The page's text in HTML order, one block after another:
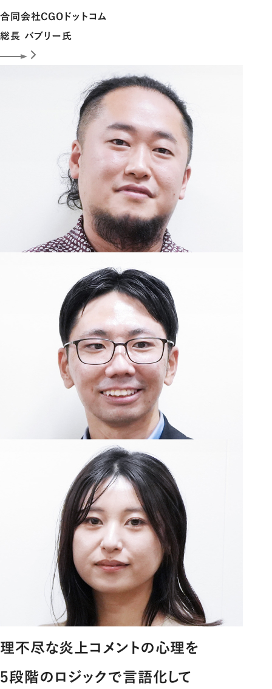
合同会社CGOドットコム
総長 バブリー 氏
理不尽な炎上コメントの心理を
5段階のロジックで言語化して